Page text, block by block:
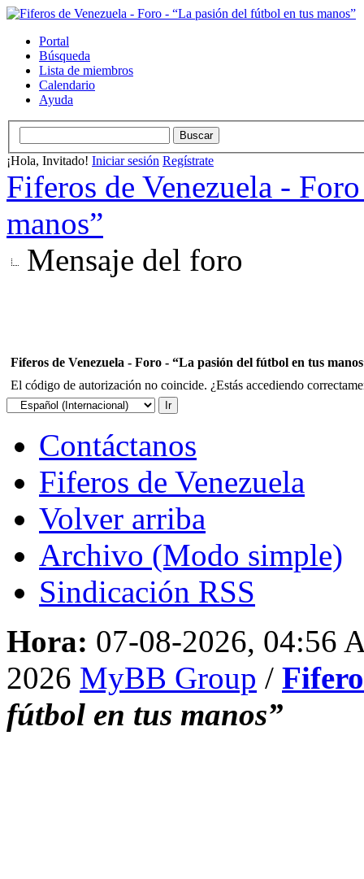
Portal
Búsqueda
Lista de miembros
Calendario
Ayuda
¡Hola, Invitado! Iniciar sesión Regístrate
Fiferos de Venezuela -
manos”
Mensaje del foro
Fiferos de Venezuela - Foro - “La pasión del fútbol en tus
El código de autorización no coincide. ¿Estás accediendo
Contáctanos
Fiferos de Venezuela
Volver arriba
Archivo (Modo simple)
Sindicación RSS
Hora: 07-08-2026, 04:56
2026 MyBB Group /
fútbol en tus manos”